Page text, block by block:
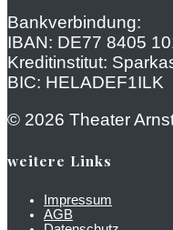
Bankverbindung:
IBAN: DE77 8405
Kreditinstitut:
BIC: HELADEF1ILK
© 2026 Theater
weitere Links
Impressum
AGB